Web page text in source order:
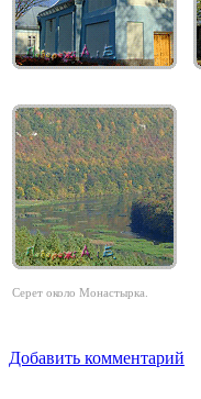
Серет около Монастырка.
Добавить комментарий